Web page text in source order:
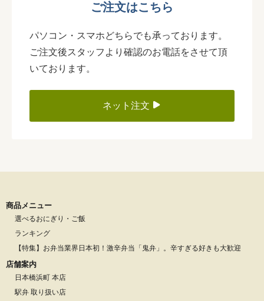
ご注文はこちら
パソコン・スマホどちらでも承っております。
ご注文後スタッフより確認のお電話をさせて頂
いております。
ネット注文
商品メニュー
選べるおにぎり・ご飯
ランキング
【特集】お弁当業界日本初！激辛弁当「鬼弁」。辛すぎる好きも大歓迎
店舗案内
日本橋浜町 本店
駅弁 取り扱い店